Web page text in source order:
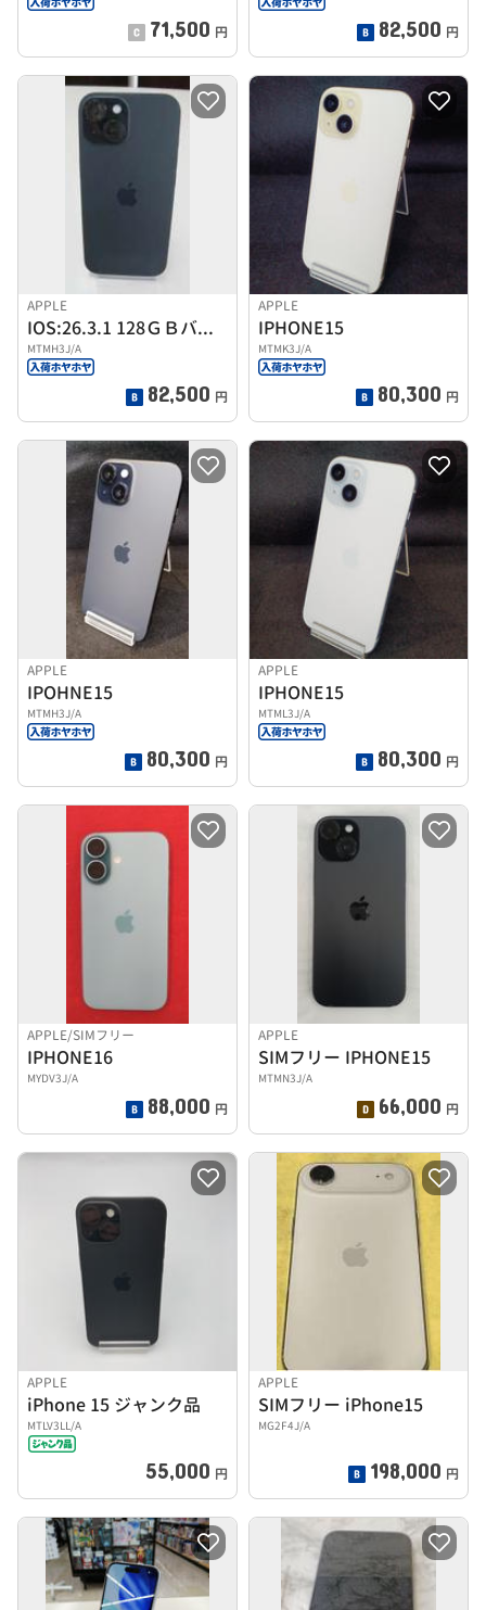
71,500 円 82,500 円
APPLE
IOS:26.3.1 128ＧＢバッテリー91％回数369回
MTMH3J/A
82,500 円
APPLE
IPHONE15
MTMK3J/A
80,300 円
APPLE
IPOHNE15
MTMH3J/A
80,300 円
APPLE
IPHONE15
MTML3J/A
80,300 円
APPLE/SIMフリー
IPHONE16
MYDV3J/A
88,000 円
APPLE
SIMフリー IPHONE15
MTMN3J/A
66,000 円
APPLE
iPhone 15 ジャンク品
MTLV3LL/A
55,000 円
APPLE
SIMフリー iPhone15
MG2F4J/A
198,000 円